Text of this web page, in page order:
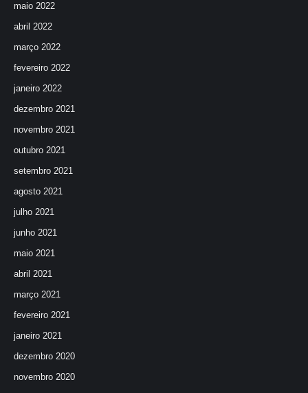
maio 2022
abril 2022
março 2022
fevereiro 2022
janeiro 2022
dezembro 2021
novembro 2021
outubro 2021
setembro 2021
agosto 2021
julho 2021
junho 2021
maio 2021
abril 2021
março 2021
fevereiro 2021
janeiro 2021
dezembro 2020
novembro 2020